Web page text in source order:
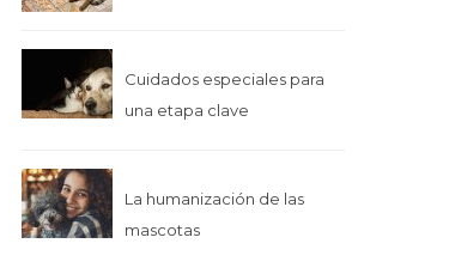
Cuidados especiales para
una etapa clave
La humanización de las
mascotas